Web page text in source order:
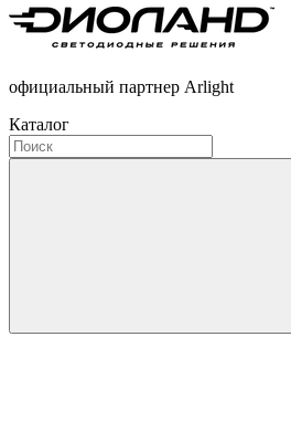
официальный партнер Arlight
Каталог